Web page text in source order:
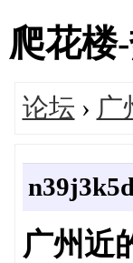
爬花楼
论坛 › 广
广州近